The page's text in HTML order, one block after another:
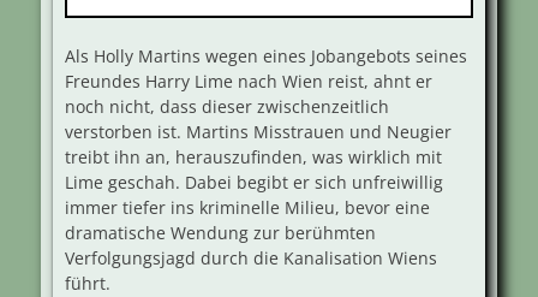
Als Holly Martins wegen eines Jobangebots seines
Freundes Harry Lime nach Wien reist, ahnt er
noch nicht, dass dieser zwischenzeitlich
verstorben ist. Martins Misstrauen und Neugier
treibt ihn an, herauszufinden, was wirklich mit
Lime geschah. Dabei begibt er sich unfreiwillig
immer tiefer ins kriminelle Milieu, bevor eine
dramatische Wendung zur berühmten
Verfolgungsjagd durch die Kanalisation Wiens
führt.